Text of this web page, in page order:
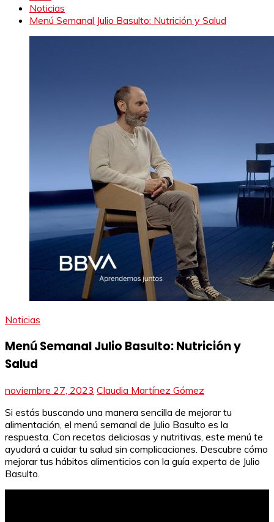
Noticias
Menú Semanal Julio Basulto: Nutrición y Salud
Noticias
Menú Semanal Julio Basulto: Nutrición y
Salud
noviembre 27, 2023 Claudia Martínez Gómez
Si estás buscando una manera sencilla de mejorar tu
alimentación, el menú semanal de Julio Basulto es la
respuesta. Con recetas deliciosas y nutritivas, este menú te
ayudará a cuidar tu salud sin complicaciones. Descubre cómo
mejorar tus hábitos alimenticios con la guía experta de Julio
Basulto.